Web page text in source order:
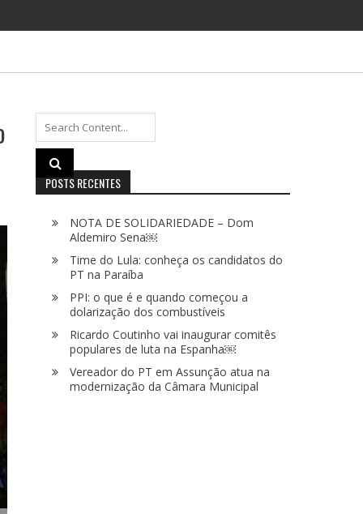
Search
for:
POSTS RECENTES
NOTA DE SOLIDARIEDADE – Dom
Aldemiro Sena￼
Time do Lula: conheça os candidatos do
PT na Paraíba
PPI: o que é e quando começou a
dolarização dos combustíveis
Ricardo Coutinho vai inaugurar comitês
populares de luta na Espanha￼
Vereador do PT em Assunção atua na
modernização da Câmara Municipal